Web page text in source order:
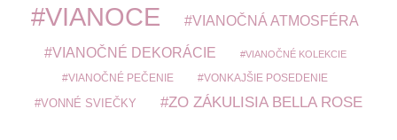
VIANOCE VIANOČNÁ ATMOSFÉRA
VIANOČNÉ DEKORÁCIE VIANOČNÉ KOLEKCIE
VIANOČNÉ PEČENIE VONKAJŠIE POSEDENIE
VONNÉ SVIEČKY ZO ZÁKULISIA BELLA ROSE